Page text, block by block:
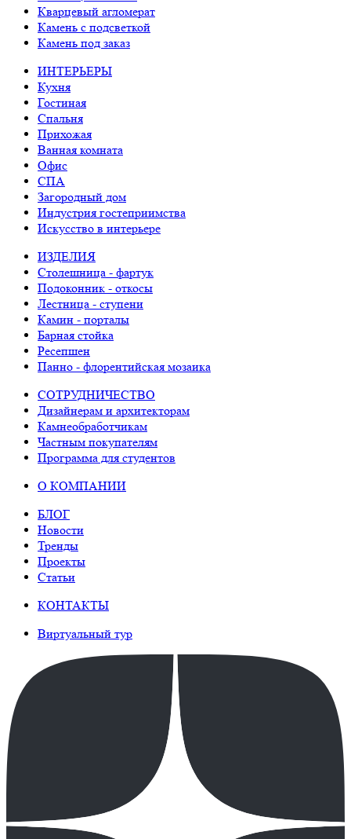
Кварцевый агломерат
Камень с подсветкой
Камень под заказ
ИНТЕРЬЕРЫ
Кухня
Гостиная
Спальня
Прихожая
Ванная комната
Офис
СПА
Загородный дом
Индустрия гостеприимства
Искусство в интерьере
ИЗДЕЛИЯ
Столешница - фартук
Подоконник - откосы
Лестница - ступени
Камин - порталы
Барная стойка
Ресепшен
Панно - флорентийская мозаика
СОТРУДНИЧЕСТВО
Дизайнерам и архитекторам
Камнеобработчикам
Частным покупателям
Программа для студентов
О КОМПАНИИ
БЛОГ
Новости
Тренды
Проекты
Статьи
КОНТАКТЫ
Виртуальный тур